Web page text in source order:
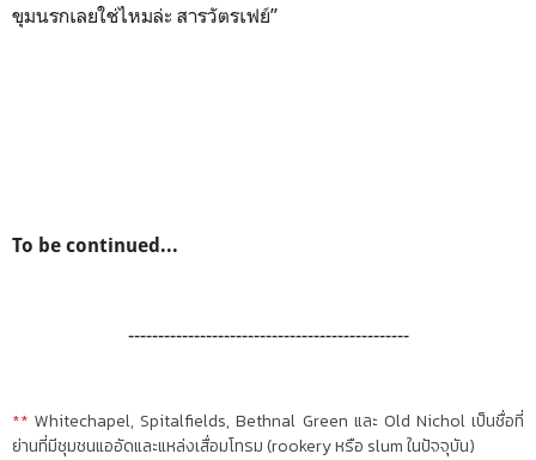
ขุมนรกเลยใช่ไหมล่ะ สารวัตรเฟย์”
To be continued...
-----------------------------------------------
** Whitechapel, Spitalfields, Bethnal Green และ Old Nichol เป็นชื่อที่
ย่านที่มีชุมชนแออัดและแหล่งเสื่อมโทรม (rookery หรือ slum ในปัจจุบัน)